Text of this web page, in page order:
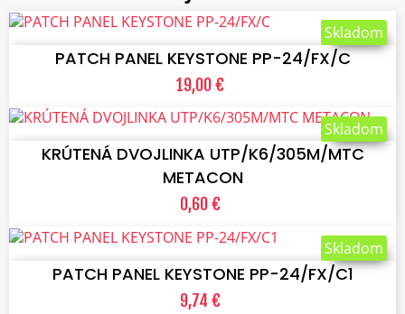
VLOŽIŤ DO KOŠÍKA
PATCH PANEL KEYSTONE PP-24/FX/C
19,00 €
Skladom
VLOŽIŤ DO KOŠÍKA
KRÚTENÁ DVOJLINKA UTP/K6/305M/MTC
METACON
0,60 €
Skladom
VLOŽIŤ DO KOŠÍKA
PATCH PANEL KEYSTONE PP-24/FX/C1
9,74 €
Skladom